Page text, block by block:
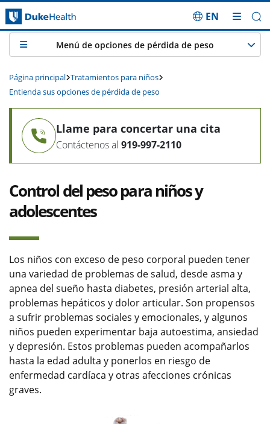
Saltar navegación
EN
Página principal Tratamientos para niños
Entienda sus opciones de pérdida de peso
Menú de opciones de pérdida de peso
Llame para concertar una cita
Contáctenos al 919-997-2110
Control del peso para niños y
adolescentes
Los niños con exceso de peso corporal pueden tener
una variedad de problemas de salud, desde asma y
apnea del sueño hasta diabetes, presión arterial alta,
problemas hepáticos y dolor articular. Son propensos
a sufrir problemas sociales y emocionales, y algunos
niños pueden experimentar baja autoestima, ansiedad
y depresión. Estos problemas pueden acompañarlos
hasta la edad adulta y ponerlos en riesgo de
enfermedad cardíaca y otras afecciones crónicas
graves.